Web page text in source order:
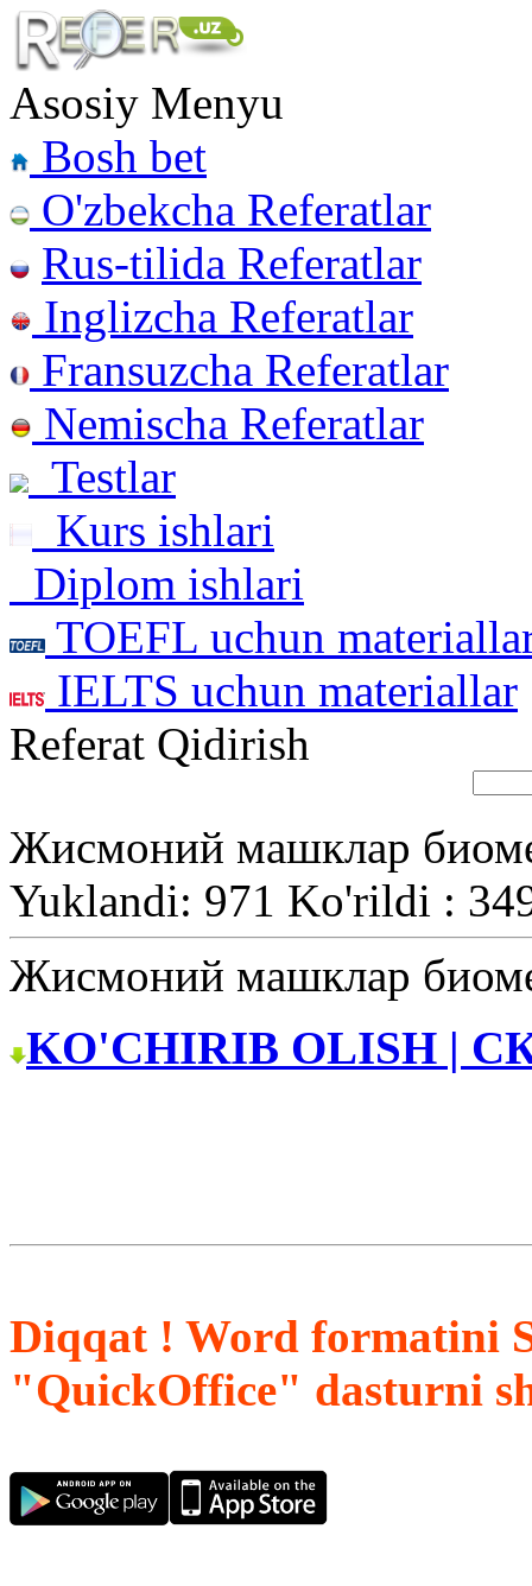
Asosiy Menyu
Bosh bet
O'zbekcha Referatlar
Rus-tilida Referatlar
Inglizcha Referatlar
Fransuzcha Referatlar
Nemischa Referatlar
Testlar
Kurs ishlari
Diplom ishlari
TOEFL uchun
IELTS uchun materiallar
Referat Qidirish
Жисмоний машклар
Yuklandi: 971 Ko'rildi :
Жисмоний машклар
KO'CHIRIB OLISH |
Diqqat ! Word formatini
"QuickOffice" dasturni